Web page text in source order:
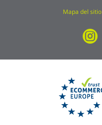
Mapa del sitio